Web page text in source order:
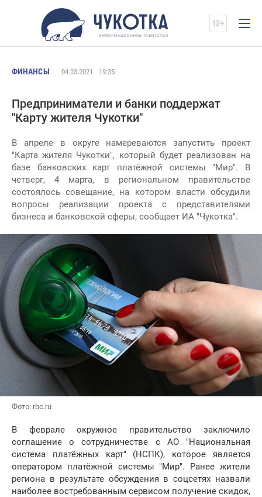
ФИНАНСЫ 04.03.2021 19:35
Предприниматели и банки поддержат
"Карту жителя Чукотки"
В апреле в округе намереваются запустить проект
"Карта жителя Чукотки", который будет реализован на
базе банковских карт платёжной системы "Мир". В
четверг, 4 марта, в региональном правительстве
состоялось совещание, на котором власти обсудили
вопросы реализации проекта с представителями
бизнеса и банковской сферы, сообщает ИА "Чукотка".
Фото: rbc.ru
В феврале окружное правительство заключило
соглашение о сотрудничестве с АО "Национальная
система платёжных карт" (НСПК), которое является
оператором платёжной системы "Мир". Ранее жители
региона в результате обсуждения в соцсетях назвали
наиболее востребованным сервисом получение скидок,